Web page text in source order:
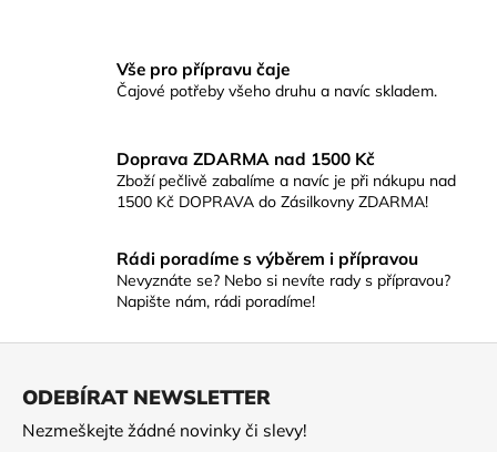
Vše pro přípravu čaje
Čajové potřeby všeho druhu a navíc skladem.
Doprava ZDARMA nad 1500 Kč
Zboží pečlivě zabalíme a navíc je při nákupu nad
1500 Kč DOPRAVA do Zásilkovny ZDARMA!
Rádi poradíme s výběrem i přípravou
Nevyznáte se? Nebo si nevíte rady s přípravou?
Napište nám, rádi poradíme!
ODEBÍRAT NEWSLETTER
Nezmeškejte žádné novinky či slevy!